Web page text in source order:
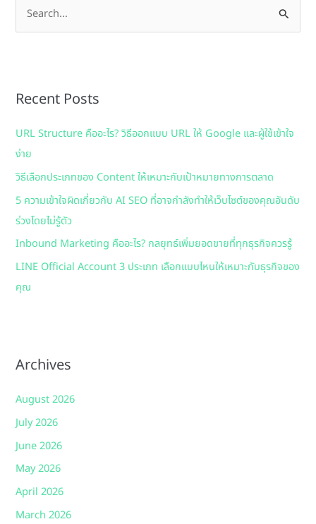
e
c
f
o
r
:
Recent Posts
URL Structure คืออะไร? วิธีออกแบบ URL ให้ Google และผู้ใช้เข้าใจ
ง่าย
วิธีเลือกประเภทของ Content ให้เหมาะกับเป้าหมายทางการตลาด
5 ความเข้าใจผิดเกี่ยวกับ AI SEO ที่อาจกำลังทำให้เว็บไซต์ของคุณอันดับ
ร่วงโดยไม่รู้ตัว
Inbound Marketing คืออะไร? กลยุทธ์เพิ่มยอดขายที่ทุกธุรกิจควรรู้
LINE Official Account 3 ประเภท เลือกแบบไหนให้เหมาะกับธุรกิจของ
คุณ
Archives
August 2026
July 2026
June 2026
May 2026
April 2026
March 2026